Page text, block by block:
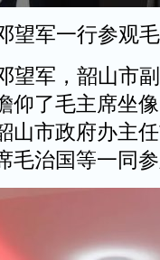
望军一行参观
军，韶山市
仰了毛主席坐
山市政府办主
毛治国等一同